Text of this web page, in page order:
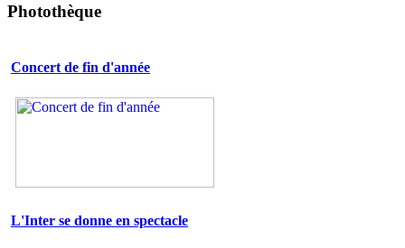
Photothèque
Concert de fin d'année
L'Inter se donne en spectacle